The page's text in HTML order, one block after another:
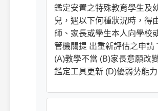
鑑定安置之特殊教育學生及
兒，遇以下何種狀況時，得
師、家長或學生本人向學校
管機關提 出重新評估之申請
(A)教學不當 (B)家長意願改
鑑定工具更新 (D)優弱勢能